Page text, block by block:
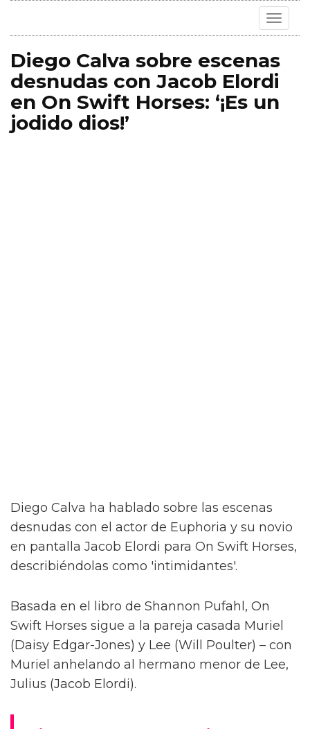
Toggle
Diego Calva sobre escenas
desnudas con Jacob Elordi
en On Swift Horses: ‘¡Es un
jodido dios!’
Diego Calva ha hablado sobre las escenas
desnudas con el actor de Euphoria y su novio
en pantalla Jacob Elordi para On Swift Horses,
describiéndolas como 'intimidantes'.